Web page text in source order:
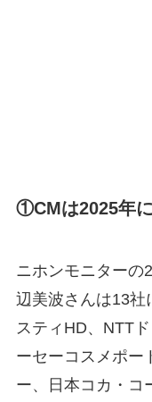
①CMは2025年
ニホンモニターの
辺美波さんは13社
スティHD、NTT
ーセーコスメポー
ー、日本コカ・コ